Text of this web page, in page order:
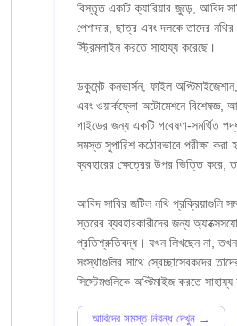
বিস্তৃত একটি ক্যারিয়ার জুড়ে, আবিদ
পেশাদার, ছাত্র এবং দলকে তাদের নথির
স্ট্রিমলাইন করতে সাহায্য করেছে।
ডকুমেন্ট কনভার্সন, ফাইল
এবং ওয়ার্কফ্লো অটোমেশনে বিশেষজ্ঞ,
গাইডের জন্য একটি গবেষণা-সমর্থিত
সমস্ত সুপারিশ কঠোরভাবে পরীক্ষা করা
ব্যবহারের ক্ষেত্রের উপর ভিত্তি করে,
আবিদ সাবির জটিল নথি প্রক্রিয়াগুলি
স্তরের ব্যবহারকারীদের জন্য
প্রতিশ্রুতিবদ্ধ। যখন লিখছেন না,
সংস্থাগুলির সাথে স্বেচ্ছাসেবকদের
আবিদের সমস্ত নিবন্ধ দেখুন →